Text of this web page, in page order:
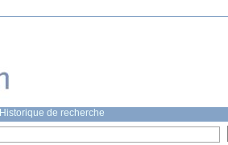
Historique de recherche